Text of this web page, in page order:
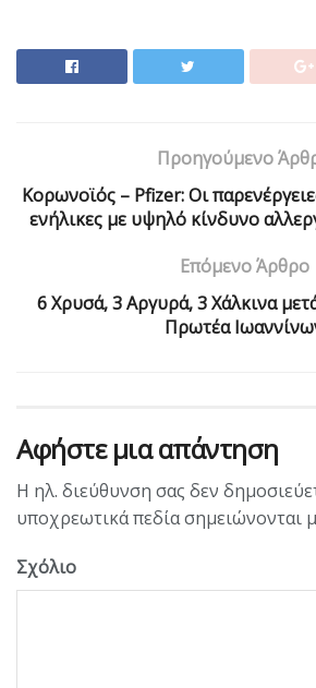
Προηγούμενο
Κορωνοϊός – Pfizer: Oι
ενήλικες με υψηλό κίνδυνο
Επόμενο Άρθρο
6 Χρυσά, 3 Αργυρά, 3 Χάλκινα
Πρωτέα
Αφήστε μια απάντηση
Η ηλ. διεύθυνση σας δεν
υποχρεωτικά πεδία σημειώνονται
Σχόλιο